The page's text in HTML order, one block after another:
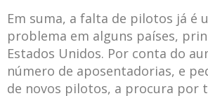
Em suma, a falta de pilotos já é
problema em alguns países,
Estados Unidos. Por conta do
número de aposentadorias, e
de novos pilotos, a procura por